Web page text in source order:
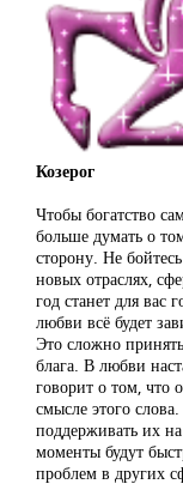
Козерог
Чтобы богатство
больше думать о
сторону. Не
новых отраслях,
год станет для
любви всё будет
Это сложно
блага. В любви
говорит о том, что
смысле этого
поддерживать их
моменты будут
проблем в других